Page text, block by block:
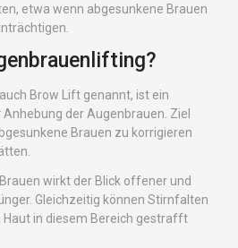
etwa wenn abgesunkene Brauen
Brow Lift genannt, ist ein
der Augenbrauen. Ziel
Brauen zu korrigieren
wirkt der Blick offener und
Gleichzeitig können Stirnfalten
Haut in diesem Bereich gestrafft